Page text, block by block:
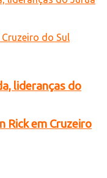
lideranças do
Rick em Cruzeiro